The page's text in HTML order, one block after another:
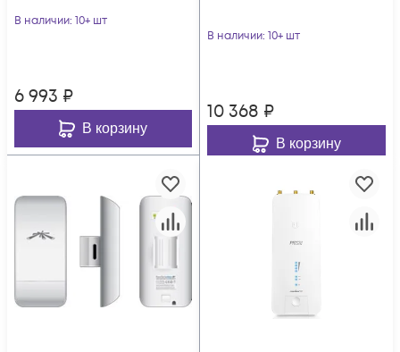
В наличии: 10+ шт
6 993 ₽
В корзину
В наличии: 10+ шт
10 368 ₽
В корзину